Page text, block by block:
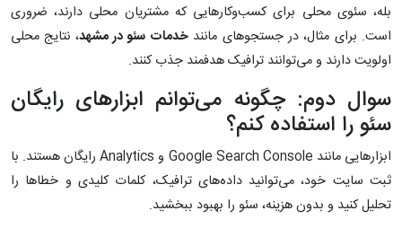
بله، سئوی محلی برای کسب‌وکارهایی که مشتریان محلی دارند، ضروری
است. برای مثال، در جستجوهای مانندخدمات سئو در مشهد، نتایج محلی
اولویت دارند و می‌توانند ترافیک هدفمند جذب کنند.
سوال دوم: چگونه می‌توانم ابزارهای رایگان
سئو را استفاده کنم؟
ابزارهایی مانند Google Search Console و Analytics رایگان هستند. با
ثبت سایت خود، می‌توانید داده‌های ترافیک، کلمات کلیدی و خطاها را
تحلیل کنید و بدون هزینه، سئو را بهبود ببخشید.